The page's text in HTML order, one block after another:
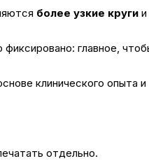
более узкие круги и
главное,
клинического опыта
отдельно.